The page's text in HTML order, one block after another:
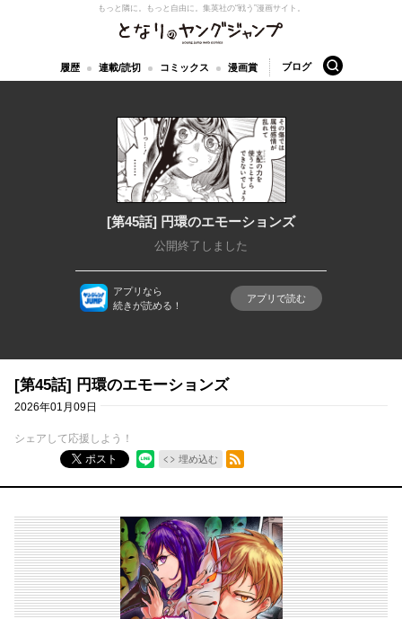
となりのヤングジャンプ
もっと隣に。もっと自由に。 集英社の“戦う”漫画サイト。
履歴 連載/読切 コミックス 漫画賞 ブログ 検索
[第45話] 円環のエモーションズ
公開終了しました
アプリなら
続きが読める！
アプリで読む
[第45話] 円環のエモーションズ
2026年01月09日
シェアして応援しよう！
ポスト
埋め込む
RSSフィード